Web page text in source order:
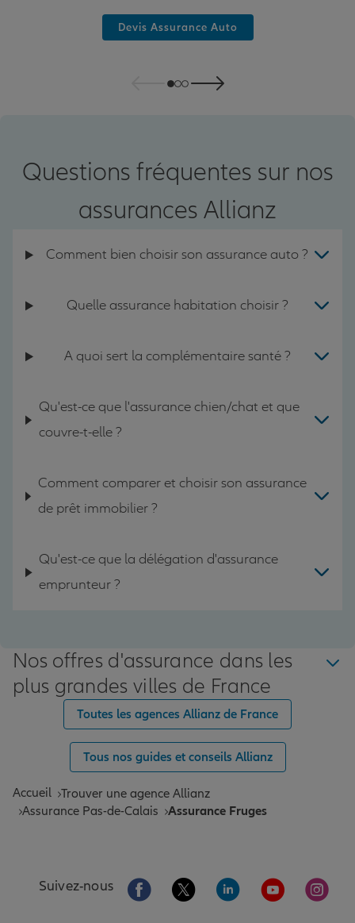
Devis Assurance Auto
Questions fréquentes sur nos
assurances Allianz
Comment bien choisir son assurance auto ?
Quelle assurance habitation choisir ?
A quoi sert la complémentaire santé ?
Qu'est-ce que l'assurance chien/chat et que
couvre-t-elle ?
Comment comparer et choisir son assurance
de prêt immobilier ?
Qu'est-ce que la délégation d'assurance
emprunteur ?
Nos offres d'assurance dans les
plus grandes villes de France
Toutes les agences Allianz de France
Tous nos guides et conseils Allianz
Accueil Trouver une agence Allianz
Assurance Pas-de-Calais
Assurance Fruges
Suivez-nous Aller sur la page Facebook de Allianz
Aller sur la page Twitter de
Aller sur la page
Aller sur la
Aller